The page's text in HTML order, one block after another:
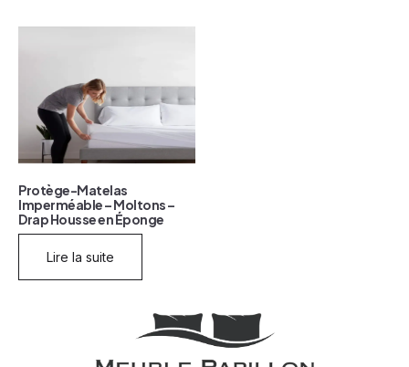
Protège-Matelas
Imperméable – Moltons –
Drap Housse en Éponge
Lire la suite